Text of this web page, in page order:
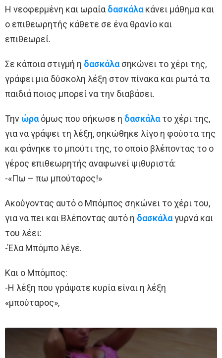
Η νεοφερμένη και ωραία δασκάλακάνει μάθημα και
ο επιθεωρητής κάθετε σε ένα θρανίο και
επιθεωρεί.
Σε κάποια στιγμή η δασκάλασηκώνει το χέρι της,
γράφει μια δύσκολη λέξη στον πίνακα και ρωτά τα
παιδιά ποιος μπορεί να την διαβάσει.
Την ώραόμως που σήκωσε η δασκάλατο χέρι της,
για να γράψει τη λέξη, σηκώθηκε λίγο η φούστα της
και φάνηκε το μπούτι της, το οποίο βλέποντας το ο
γέρος επιθεωρητής αναφωνεί ψιθυριστά:
-«Πω – πω μπούταρος!»
Ακούγοντας αυτό ο Μπόμπος σηκώνει το χέρι του,
για να πει και Βλέποντας αυτό η δασκάλαγυρνά και
του λέει:
-Έλα Μπόμπο λέγε.
Και ο Μπόμπος:
-Η λέξη που γράψατε κυρία είναι η λέξη
«μπούταρος»,